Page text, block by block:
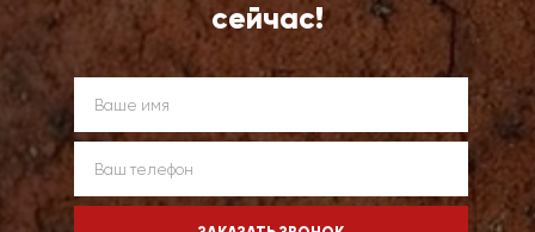
сейчас!